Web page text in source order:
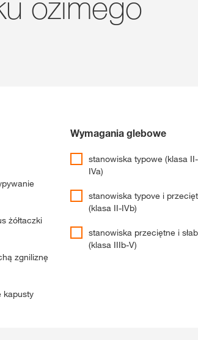
Cyfrowe
myKWS
Sklep
wsparcie dla
ozimego
żółtaczki
zgniliznę
kapusty
Wymagania glebowe
stanowiska typowe (klasa II-
IVa)
stanowiska typove i
(klasa II-IVb)
stanowiska przeciętne i
(klasa IIIb-V)